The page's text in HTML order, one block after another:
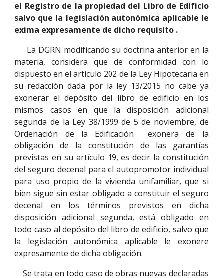
el Registro de la propiedad del Libro de Edificio
salvo que la legislación autonómica aplicable le
exima expresamente de dicho requisito .
La DGRN modificando su doctrina anterior en la
materia, considera que de conformidad con lo
dispuesto en el artículo 202 de la Ley Hipotecaria en
su redacción dada por la ley 13/2015 no cabe ya
exonerar el depósito del libro de edificio en los
mismos casos en que la disposición adicional
segunda de la Ley 38/1999 de 5 de noviembre, de
Ordenación de la Edificación exonera de la
obligación de la constitución de las garantías
previstas en su artículo 19, es decir la constitución
del seguro decenal para el autopromotor individual
para uso propio de la vivienda unifamiliar, que si
bien sigue sin estar obligado a constituir el seguro
decenal en los términos previstos en dicha
disposición adicional segunda, está obligado en
todo caso al depósito del libro de edificio, salvo que
la legislación autonómica aplicable le exonere
expresamente de dicha obligación.
Se trata en todo caso de obras nuevas declaradas